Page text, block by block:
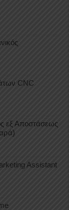
CNC
εξ Αποστάσεως
Assistant